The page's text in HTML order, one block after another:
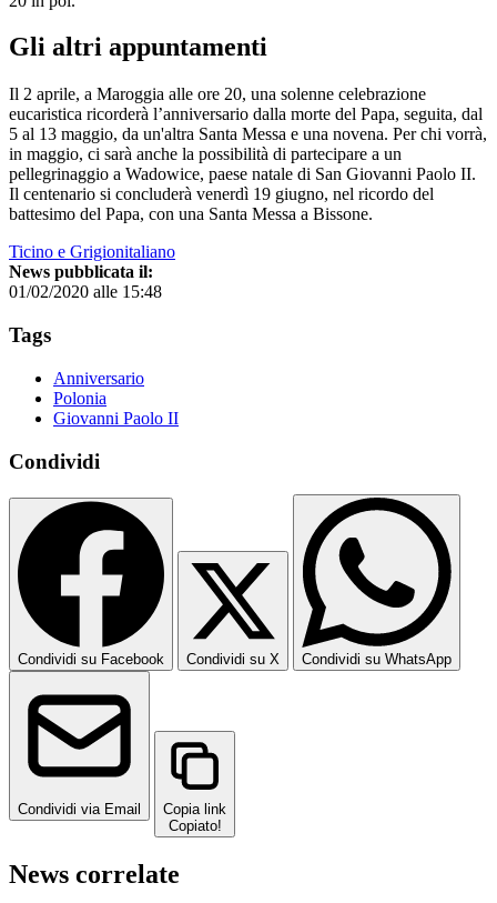
Gli altri appuntamenti
Il 2 aprile, a Maroggia alle ore 20, una solenne celebrazione
eucaristica ricorderà l’anniversario dalla morte del Papa, seguita, dal
5 al 13 maggio, da un'altra Santa Messa e una novena. Per chi vorrà,
in maggio, ci sarà anche la possibilità di partecipare a un
pellegrinaggio a Wadowice, paese natale di San Giovanni Paolo II.
Il centenario si concluderà venerdì 19 giugno, nel ricordo del
battesimo del Papa, con una Santa Messa a Bissone.
Ticino e Grigionitaliano
News pubblicata il:
01/02/2020 alle 15:48
Tags
Anniversario
Polonia
Giovanni Paolo II
Condividi
Condividi su Facebook Condividi su X Condividi su WhatsApp
Condividi via Email
Copia link
Copiato!
News correlate